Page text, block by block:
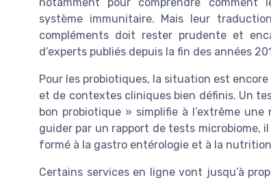
système immunitaire. Mais leur
compléments doit rester prudente et
d’experts publiés depuis la fin des années
Pour les probiotiques, la situation est
et de contextes cliniques bien définis. Un
bon probiotique » simplifie à l’extrême
guider par un rapport de tests microbiome,
formé à la gastro entérologie et à la
Certains services en ligne vont jusqu’à